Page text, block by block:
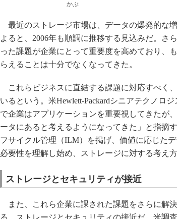
かぶ
最近のストレージ市場は、データの爆発的な
よると、2006年も順調に推移する見込みだ。さ
った課題が企業にとって重要度を高めており、
らえることは十分でなくなってきた。
これらビジネスに直結する課題に対応すべく
いるという。米Hewlett-Packardシニアテクノロ
で企業はアプリケーションを重要視してきたが
ータにあると考えるようになってきた」と指摘
フサイクル管理（ILM）を掲げ、価値に応じた
必要性を理解し始め、ストレージに対する考え
ストレージとセキュリティが接近
また、これら企業に課された課題をさらに解
る。ストレージとセキュリティの接近だ。米調